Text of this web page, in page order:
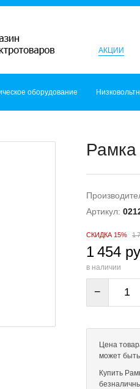
АКЦИИ
оборудование
Артикул:
СКИДКА 15% 1
1 454
в наличии
−
Цена
может
Купить